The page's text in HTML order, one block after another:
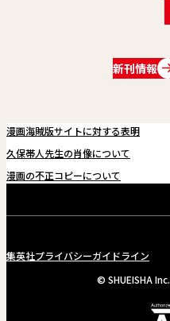
新刊情報
漫画海賊版サイトに対する表明
久保帯人先生の肖像について
漫画の不正コピーについて
集英社プライバシーガイドライン
© SHUEISHA